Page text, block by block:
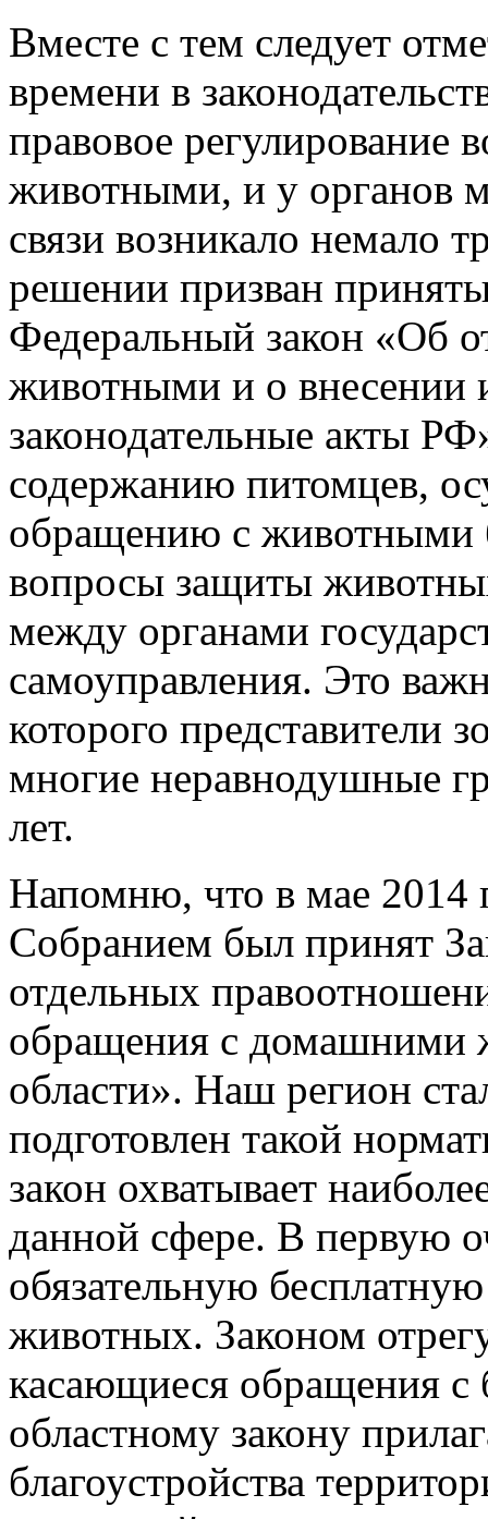
Вместе с тем следует
времени в
правовое регулирование
животными, и у органов
связи возникало немало
решении призван
Федеральный закон «Об
животными и о внесении
законодательные акты
содержанию питомцев,
обращению с животными
вопросы защиты
между органами
самоуправления. Это
которого представители
многие неравнодушные
лет.
Напомню, что в мае 2014
Собранием был принят
отдельных
обращения с домашними
области». Наш регион
подготовлен такой
закон охватывает
данной сфере. В первую
обязательную
животных. Законом
касающиеся обращения
областному закону
благоустройства